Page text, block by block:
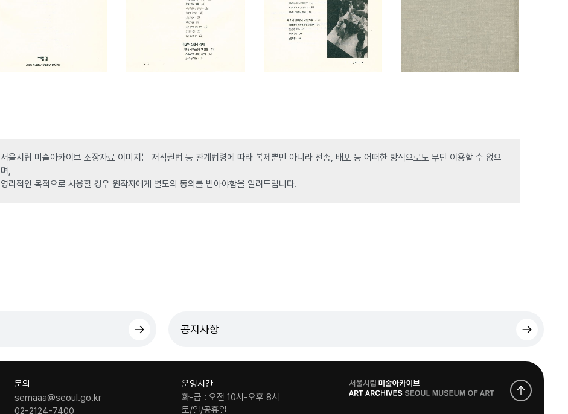
서울시립 미술아카이브 소장자료 이미지는 저작권법 등 관계법령에 따라 복제뿐만 아니라 전송, 배포 등 어떠한 방식으로도 무단 이용할 수 없으
며,
영리적인 목적으로 사용할 경우 원작자에게 별도의 동의를 받아야함을 알려드립니다.
공지사항
문의
semaaa@seoul.go.kr
02-2124-7400
운영시간
화-금 : 오전 10시-오후 8시
토/일/공휴일
로
고